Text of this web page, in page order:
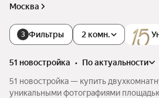
Москва
3 Фильтры 2 комн.
51 новостройка •
по актуальности
51 новостройка — купить
уникальными фотографиями